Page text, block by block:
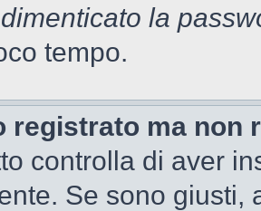
la
tempo.
registrato ma non
controlla di aver
Se sono giusti,